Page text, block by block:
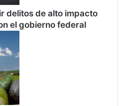
p
a
delitos de alto impacto
el gobierno federal